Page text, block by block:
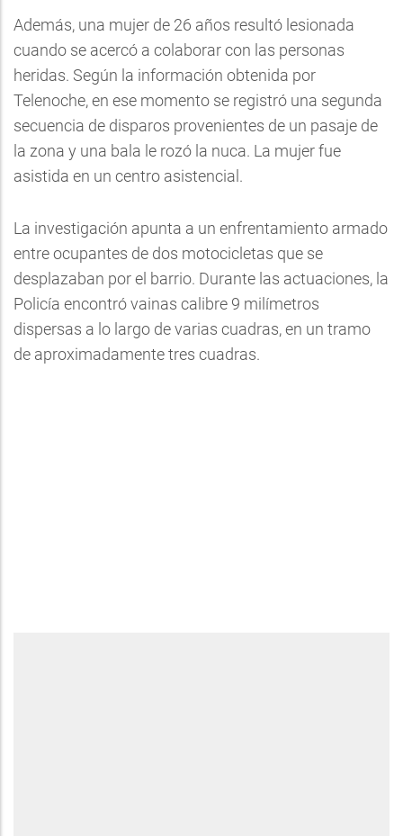
Además, una mujer de 26 años resultó lesionada
cuando se acercó a colaborar con las personas
heridas. Según la información obtenida por
Telenoche, en ese momento se registró una segunda
secuencia de disparos provenientes de un pasaje de
la zona y una bala le rozó la nuca. La mujer fue
asistida en un centro asistencial.
La investigación apunta a un enfrentamiento armado
entre ocupantes de dos motocicletas que se
desplazaban por el barrio. Durante las actuaciones, la
Policía encontró vainas calibre 9 milímetros
dispersas a lo largo de varias cuadras, en un tramo
de aproximadamente tres cuadras.